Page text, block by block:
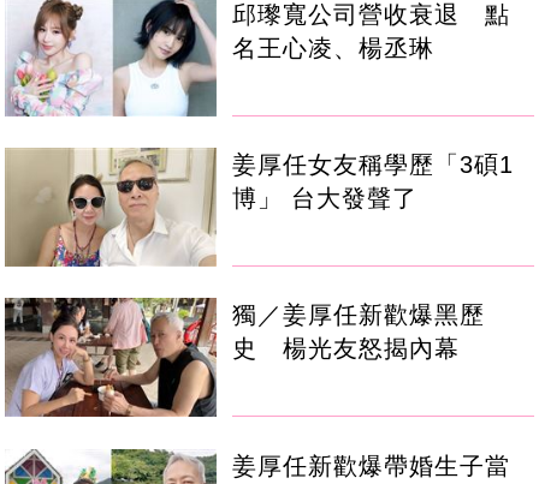
邱瓈寬公司營收衰退 點
名王心凌、楊丞琳
姜厚任女友稱學歷「3碩1
博」 台大發聲了
獨／姜厚任新歡爆黑歷
史 楊光友怒揭內幕
姜厚任新歡爆帶婚生子當